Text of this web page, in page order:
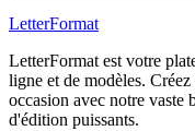
LetterFormat
LetterFormat est votre
ligne et de modèles.
occasion avec notre vaste
d'édition puissants.